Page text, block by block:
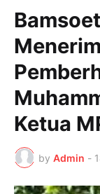
Ketua
by Admin -